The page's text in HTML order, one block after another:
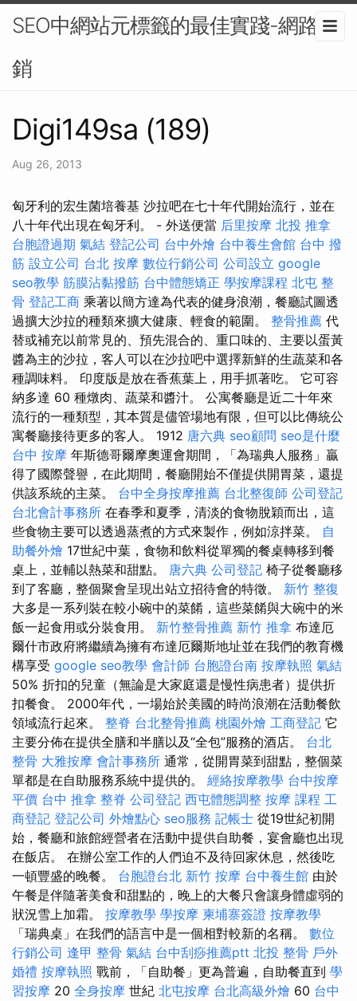
SEO中網站元標籤的最佳實踐-網路行
銷
Digi149sa (189)
Aug 26, 2013
匈牙利的宏生菌培養基 沙拉吧在七十年代開始流行，並在
八十年代出現在匈牙利。 - 外送便當 后里按摩 北投 推拿
台胞證過期 氣結 登記公司 台中外燴 台中養生會館 台中 撥
筋 設立公司 台北 按摩 數位行銷公司 公司設立 google
seo教學 筋膜沾黏撥筋 台中體態矯正 學按摩課程 北屯 整
骨 登記工商 乘著以簡方達為代表的健身浪潮，餐廳試圖透
過擴大沙拉的種類來擴大健康、輕食的範圍。 整骨推薦 代
替或補充以前常見的、預先混合的、重口味的、主要以蛋黃
醬為主的沙拉，客人可以在沙拉吧中選擇新鮮的生蔬菜和各
種調味料。 印度版是放在香蕉葉上，用手抓著吃。 它可容
納多達 60 種燉肉、蔬菜和醬汁。 公寓餐廳是近二十年來
流行的一種類型，其本質是儘管場地有限，但可以比傳統公
寓餐廳接待更多的客人。 1912 唐六典 seo顧問 seo是什麼
台中 按摩 年斯德哥爾摩奧運會期間，「為瑞典人服務」贏
得了國際聲譽，在此期間，餐廳開始不僅提供開胃菜，還提
供該系統的主菜。 台中全身按摩推薦 台北整復師 公司登記
台北會計事務所 在春季和夏季，清淡的食物脫穎而出，這
些食物主要可以透過蒸煮的方式來製作，例如涼拌菜。 自
助餐外燴 17世紀中葉，食物和飲料從單獨的餐桌轉移到餐
桌上，並輔以熱菜和甜點。 唐六典 公司登記 椅子從餐廳移
到了客廳，整個聚會呈現出站立招待會的特徵。 新竹 整復
大多是一系列裝在較小碗中的菜餚，這些菜餚與大碗中的米
飯一起食用或分裝食用。 新竹整骨推薦 新竹 推拿 布達厄
爾什市政府將繼續為擁有布達厄爾斯地址並在我們的教育機
構享受 google seo教學 會計師 台胞證台南 按摩執照 氣結
50% 折扣的兒童（無論是大家庭還是慢性病患者）提供折
扣餐食。 2000年代，一場始於美國的時尚浪潮在活動餐飲
領域流行起來。 整脊 台北整骨推薦 桃園外燴 工商登記 它
主要分佈在提供全膳和半膳以及“全包”服務的酒店。 台北
整骨 大雅按摩 會計事務所 通常，從開胃菜到甜點，整個菜
單都是在自助服務系統中提供的。 經絡按摩教學 台中按摩
平價 台中 推拿 整脊 公司登記 西屯體態調整 按摩 課程 工
商登記 登記公司 外燴點心 seo服務 記帳士 從19世紀初開
始，餐廳和旅館經營者在活動中提供自助餐，宴會廳也出現
在飯店。 在辦公室工作的人們迫不及待回家休息，然後吃
一頓豐盛的晚餐。 台胞證台北 新竹 按摩 台中養生館 由於
午餐是伴隨著美食和甜點的，晚上的大餐只會讓身體虛弱的
狀況雪上加霜。 按摩教學 學按摩 柬埔寨簽證 按摩教學
「瑞典桌」在我們的語言中是一個相對較新的名稱。 數位
行銷公司 逢甲 整骨 氣結 台中刮痧推薦ptt 北投 整骨 戶外
婚禮 按摩執照 戰前，「自助餐」更為普遍，自助餐直到 學
習按摩 20 全身按摩 世紀 北屯按摩 台北高級外燴 60 台中